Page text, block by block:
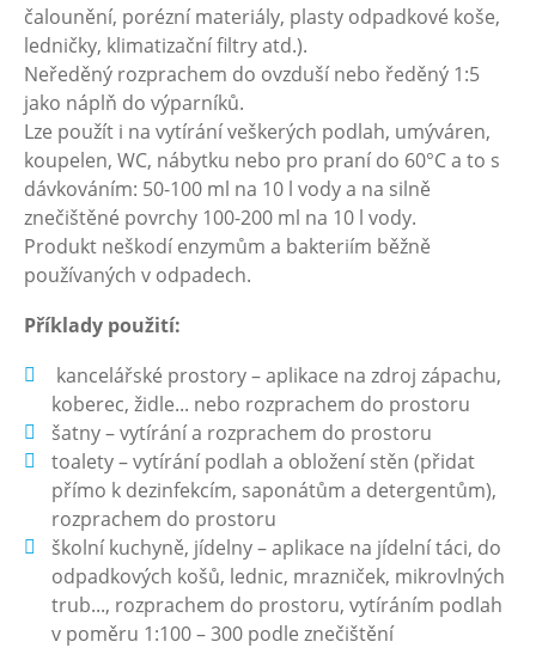
čalounění, porézní materiály, plasty odpadkové koše,
ledničky, klimatizační filtry atd.).
Neředěný rozprachem do ovzduší nebo ředěný 1:5
jako náplň do výparníků.
Lze použít i na vytírání veškerých podlah, umýváren,
koupelen, WC, nábytku nebo pro praní do 60°C a to s
dávkováním: 50-100 ml na 10 l vody a na silně
znečištěné povrchy 100-200 ml na 10 l vody.
Produkt neškodí enzymům a bakteriím běžně
používaných v odpadech.
Příklady použití:
kancelářské prostory – aplikace na zdroj zápachu,
koberec, židle... nebo rozprachem do prostoru
šatny – vytírání a rozprachem do prostoru
toalety – vytírání podlah a obložení stěn (přidat
přímo k dezinfekcím, saponátům a detergentům),
rozprachem do prostoru
školní kuchyně, jídelny – aplikace na jídelní táci, do
odpadkových košů, lednic, mrazniček, mikrovlných
trub..., rozprachem do prostoru, vytíráním podlah
v poměru 1:100 – 300 podle znečištění